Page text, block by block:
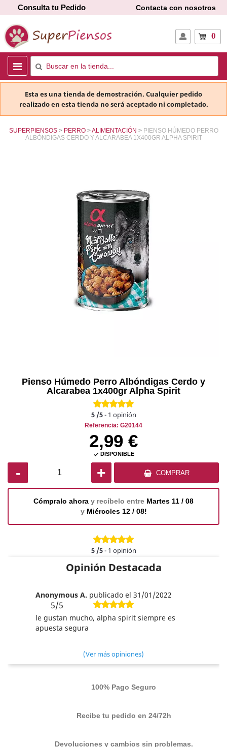
Consulta tu Pedido Contacta con nosotros
0
Esta es una tienda de demostración. Cualquier pedido
realizado en esta tienda no será aceptado ni completado.
SUPERPIENSOS PERRO ALIMENTACIÓN
PIENSO HÚMEDO PERRO
ALBÓNDIGAS CERDO Y ALCARABEA 1X400GR ALPHA SPIRIT
Pienso Húmedo Perro Albóndigas Cerdo y
Alcarabea 1x400gr Alpha Spirit
5/5- 1 opinión
Referencia: G20144
2,99 €
 DISPONIBLE
- + COMPRAR
Cómpralo ahora y recíbelo entre Martes 11 / 08
y Miércoles 12 / 08!
5/5- 1 opinión
Opinión Destacada
Anonymous A. publicado el 31/01/2022
5/5
le gustan mucho, alpha spirit siempre es
apuesta segura
(Ver más opiniones)
100% Pago Seguro
Recibe tu pedido en 24/72h
Devoluciones y cambios sin problemas.